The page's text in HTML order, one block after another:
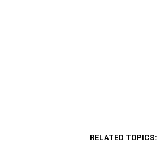
RELATED TOPICS: